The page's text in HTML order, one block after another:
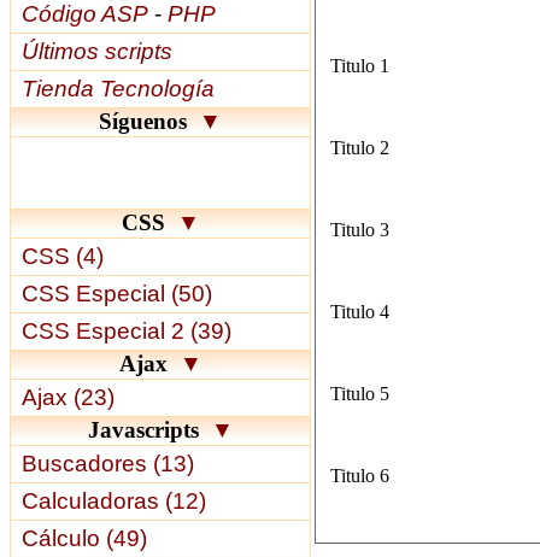
Código ASP - PHP
Últimos scripts
Tienda Tecnología
Síguenos▼
CSS▼
CSS (4)
CSS Especial (50)
CSS Especial 2 (39)
Ajax▼
Ajax (23)
Javascripts▼
Buscadores (13)
Calculadoras (12)
Cálculo (49)